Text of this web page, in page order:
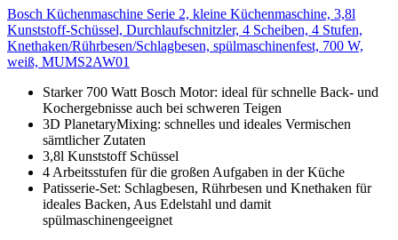
Bosch Küchenmaschine Serie 2, kleine Küchenmaschine, 3,8l
Kunststoff-Schüssel, Durchlaufschnitzler, 4 Scheiben, 4 Stufen,
Knethaken/Rührbesen/Schlagbesen, spülmaschinenfest, 700 W,
weiß, MUMS2AW01
Starker 700 Watt Bosch Motor: ideal für schnelle Back- und
Kochergebnisse auch bei schweren Teigen
3D PlanetaryMixing: schnelles und ideales Vermischen
sämtlicher Zutaten
3,8l Kunststoff Schüssel
4 Arbeitsstufen für die großen Aufgaben in der Küche
Patisserie-Set: Schlagbesen, Rührbesen und Knethaken für
ideales Backen, Aus Edelstahl und damit
spülmaschinengeeignet